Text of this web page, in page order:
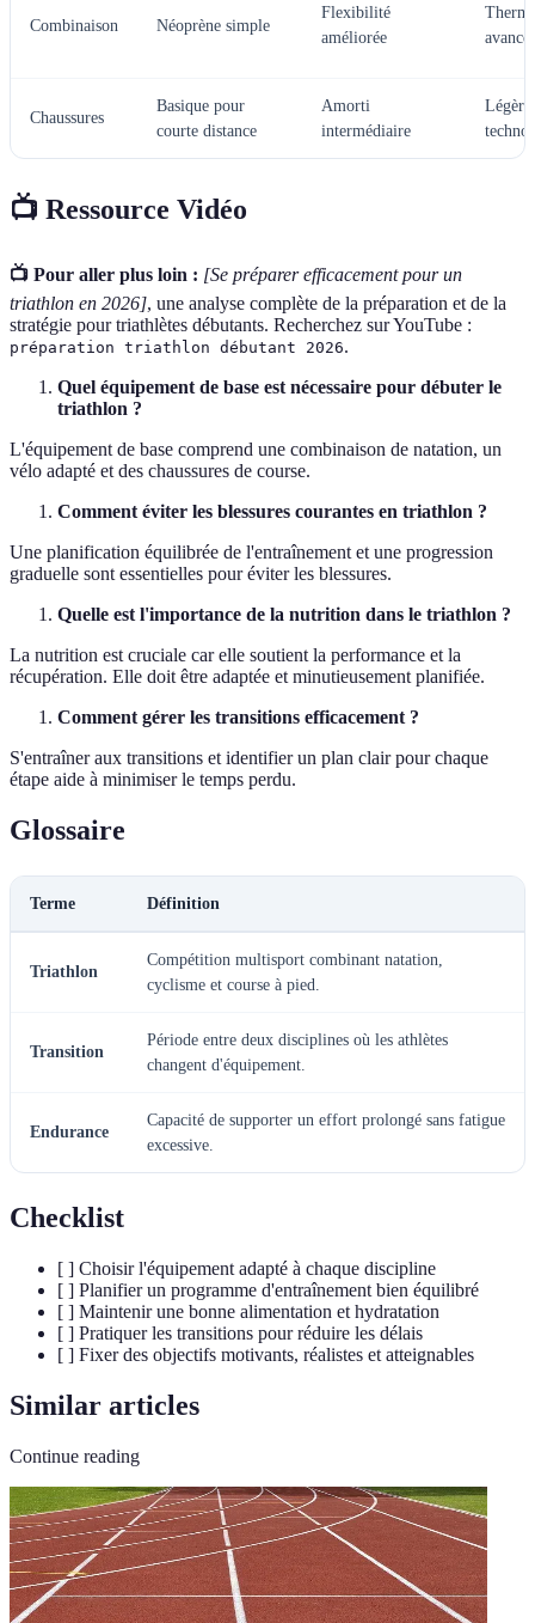
Combinaison Néoprène simple
Flexibilité
améliorée
Chaussures
Basique pour
courte distance
Amorti
intermédiaire
Légère
📺 Ressource Vidéo
📺 Pour aller plus loin : [Se préparer efficacement pour un
triathlon en 2026], une analyse complète de la préparation et de la
stratégie pour triathlètes débutants. Recherchez sur YouTube :
préparation triathlon débutant 2026.
Quel équipement de base est nécessaire pour débuter le
triathlon ?
L'équipement de base comprend une combinaison de natation, un
vélo adapté et des chaussures de course.
Comment éviter les blessures courantes en triathlon ?
Une planification équilibrée de l'entraînement et une progression
graduelle sont essentielles pour éviter les blessures.
Quelle est l'importance de la nutrition dans le triathlon ?
La nutrition est cruciale car elle soutient la performance et la
récupération. Elle doit être adaptée et minutieusement planifiée.
Comment gérer les transitions efficacement ?
S'entraîner aux transitions et identifier un plan clair pour chaque
étape aide à minimiser le temps perdu.
Glossaire
Terme Définition
Triathlon
Compétition multisport combinant natation,
cyclisme et course à pied.
Transition
Période entre deux disciplines où les athlètes
changent d'équipement.
Endurance
Capacité de supporter un effort prolongé sans fatigue
excessive.
Checklist
[ ] Choisir l'équipement adapté à chaque discipline
[ ] Planifier un programme d'entraînement bien équilibré
[ ] Maintenir une bonne alimentation et hydratation
[ ] Pratiquer les transitions pour réduire les délais
[ ] Fixer des objectifs motivants, réalistes et atteignables
Similar articles
Continue reading